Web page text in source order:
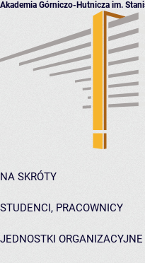
Akademia Górniczo-Hutnicza im.
NA SKRÓTY
STUDENCI, PRACOWNICY
JEDNOSTKI ORGANIZACYJNE